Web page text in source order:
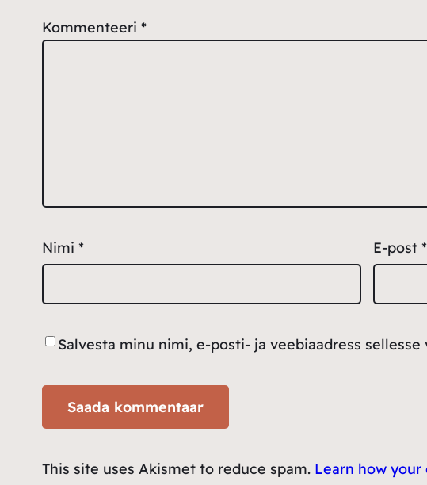
Kommenteeri *
Nimi * E-post *
Salvesta minu nimi, e-posti- ja veebiaadress
This site uses Akismet to reduce spam. Learn how